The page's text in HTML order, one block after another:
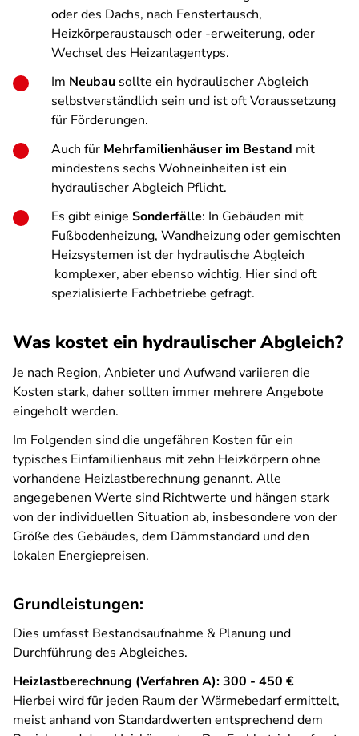
oder des Dachs, nach Fenstertausch,
Heizkörperaustausch oder -erweiterung, oder
Wechsel des Heizanlagentyps.
Im Neubau sollte ein hydraulischer Abgleich
selbstverständlich sein und ist oft Voraussetzung
für Förderungen.
Auch für Mehrfamilienhäuser im Bestand mit
mindestens sechs Wohneinheiten ist ein
hydraulischer Abgleich Pflicht.
Es gibt einige Sonderfälle: In Gebäuden mit
Fußbodenheizung, Wandheizung oder gemischten
Heizsystemen ist der hydraulische Abgleich
komplexer, aber ebenso wichtig. Hier sind oft
spezialisierte Fachbetriebe gefragt.
Was kostet ein hydraulischer Abgleich?
Je nach Region, Anbieter und Aufwand variieren die
Kosten stark, daher sollten immer mehrere Angebote
eingeholt werden.
Im Folgenden sind die ungefähren Kosten für ein
typisches Einfamilienhaus mit zehn Heizkörpern ohne
vorhandene Heizlastberechnung genannt. Alle
angegebenen Werte sind Richtwerte und hängen stark
von der individuellen Situation ab, insbesondere von der
Größe des Gebäudes, dem Dämmstandard und den
lokalen Energiepreisen.
Grundleistungen:
Dies umfasst Bestandsaufnahme & Planung und
Durchführung des Abgleiches.
Heizlastberechnung (Verfahren A): 300 - 450 €
Hierbei wird für jeden Raum der Wärmebedarf ermittelt,
meist anhand von Standardwerten entsprechend dem